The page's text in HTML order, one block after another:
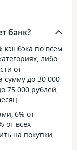
банк?
кэшбэка по всем
либо
от
сумму до 30 000
75 000 рублей,
6% от
от всех
на покупки,